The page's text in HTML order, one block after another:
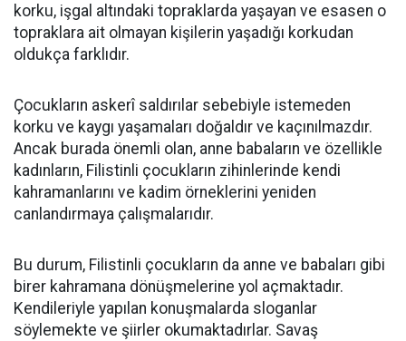
korku, işgal altındaki topraklarda yaşayan ve esasen o
topraklara ait olmayan kişilerin yaşadığı korkudan
oldukça farklıdır.
Çocukların askerî saldırılar sebebiyle istemeden
korku ve kaygı yaşamaları doğaldır ve kaçınılmazdır.
Ancak burada önemli olan, anne babaların ve özellikle
kadınların, Filistinli çocukların zihinlerinde kendi
kahramanlarını ve kadim örneklerini yeniden
canlandırmaya çalışmalarıdır.
Bu durum, Filistinli çocukların da anne ve babaları gibi
birer kahramana dönüşmelerine yol açmaktadır.
Kendileriyle yapılan konuşmalarda sloganlar
söylemekte ve şiirler okumaktadırlar. Savaş